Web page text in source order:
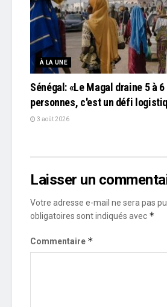
À LA UNE
Sénégal: «Le Magal draine 5 à
personnes, c'est un défi
3 août 2026
Laisser un
Votre adresse e-mail ne sera pas
obligatoires sont indiqués avec *
Commentaire *